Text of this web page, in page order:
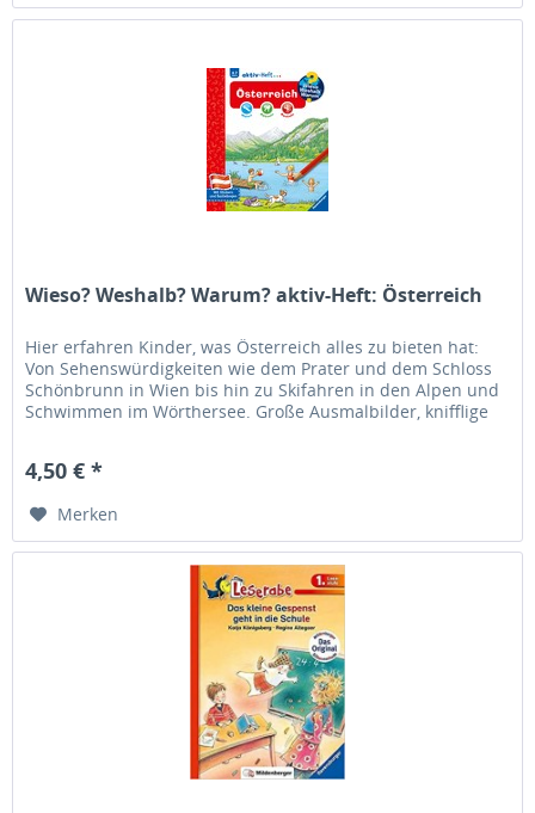
Wieso? Weshalb? Warum? aktiv-Heft: Österreich
Hier erfahren Kinder, was Österreich alles zu bieten hat:
Von Sehenswürdigkeiten wie dem Prater und dem Schloss
Schönbrunn in Wien bis hin zu Skifahren in den Alpen und
Schwimmen im Wörthersee. Große Ausmalbilder, knifflige
4,50 € *
Merken